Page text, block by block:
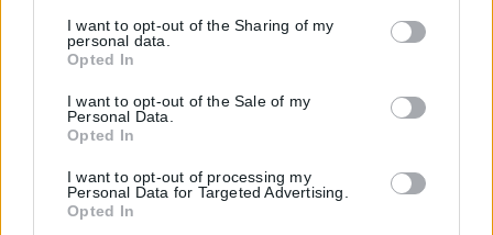
but not limited to your visit or usage behaviour. You may
click to grant or deny consent to Google and its third-party
tags to use your data for below specified purposes in below
Google consent section.
I want to opt-out of the Sharing of my
personal data.
Opted In
I want to opt-out of the Sale of my
Personal Data.
Opted In
I want to opt-out of processing my
Personal Data for Targeted Advertising.
Opted In